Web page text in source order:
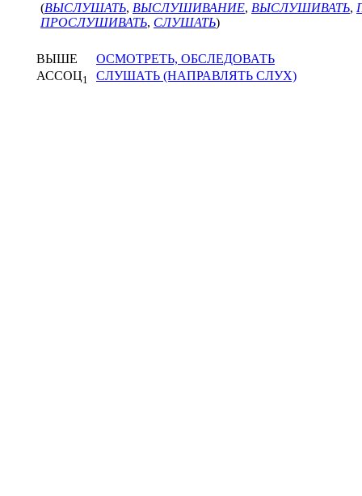
(ВЫСЛУШАТЬ, ВЫСЛУШИВАНИЕ, ВЫСЛУШИВАТЬ,
ПРОСЛУШИВАТЬ, СЛУШАТЬ)
ВЫШЕ
ОСМОТРЕТЬ, ОБСЛЕДОВАТЬ
АССОЦ1 СЛУШАТЬ (НАПРАВЛЯТЬ СЛУХ)